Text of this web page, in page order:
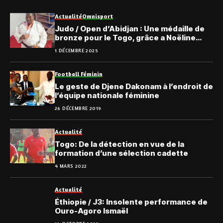
ActualitéOmnisport
Judo / Open d’Abidjan : Une médaille de
bronze pour le Togo, grâce a Noëline
Koro
1 DÉCEMBRE 2025
Football Féminin
Le geste de Djene Dakonam à l’endroit de
l’équipe nationale féminine
26 DÉCEMBRE 2019
Actualité
Togo: De la détection en vue de la
formation d’une sélection cadette
4 MARS 2022
Actualité
Éthiopie / J3: Insolente performance de
Ouro-Agoro Ismaël